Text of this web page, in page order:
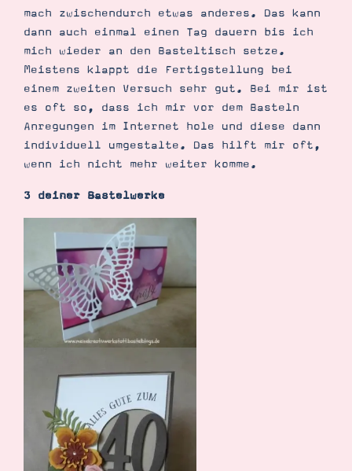
mach zwischendurch etwas anderes. Das kann
dann auch einmal einen Tag dauern bis ich
mich wieder an den Basteltisch setze.
Meistens klappt die Fertigstellung bei
einem zweiten Versuch sehr gut. Bei mir ist
es oft so, dass ich mir vor dem Basteln
Anregungen im Internet hole und diese dann
individuell umgestalte. Das hilft mir oft,
wenn ich nicht mehr weiter komme.
3 deiner Bastelwerke